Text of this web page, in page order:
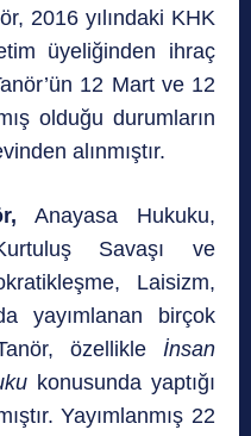
2016 yılındaki KHK
üyeliğinden ihraç
12 Mart ve 12
olduğu durumların
alınmıştır.
Anayasa Hukuku,
Savaşı ve
Laisizm,
yayımlanan birçok
özellikle İnsan
konusunda yaptığı
Yayımlanmış 22